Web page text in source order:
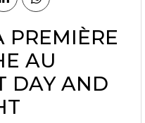
PREMIÈRE
AU
DAY AND